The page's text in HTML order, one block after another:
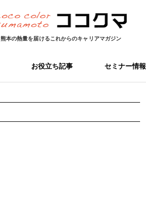
熊本の熱量を届けるこれからのキャリアマガジン
お役立ち記事 セミナー情報